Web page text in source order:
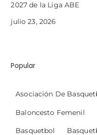
2027 de la Liga ABE
julio 23, 2026
Popular
Asociación De
Baloncesto Femenil
Basquetbol